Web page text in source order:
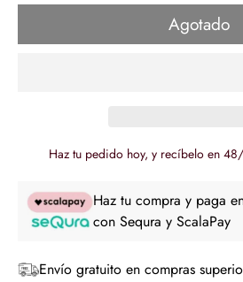
Agotado
Haz tu pedido hoy, y recíbelo en
Haz tu compra y paga
con Sequra y ScalaPay
Envío gratuito en compras